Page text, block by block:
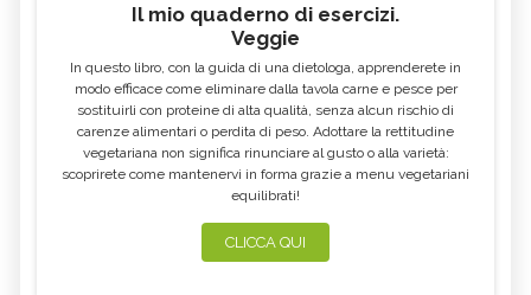
Il mio quaderno di esercizi.
Veggie
In questo libro, con la guida di una dietologa, apprenderete in
modo efficace come eliminare dalla tavola carne e pesce per
sostituirli con proteine di alta qualità, senza alcun rischio di
carenze alimentari o perdita di peso. Adottare la rettitudine
vegetariana non significa rinunciare al gusto o alla varietà:
scoprirete come mantenervi in forma grazie a menu vegetariani
equilibrati!
CLICCA QUI